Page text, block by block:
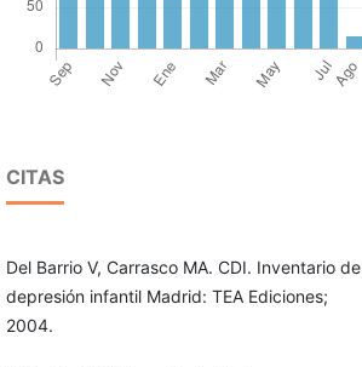
CITAS
Del Barrio V, Carrasco MA. CDI. Inventario de
depresión infantil Madrid: TEA Ediciones;
2004.